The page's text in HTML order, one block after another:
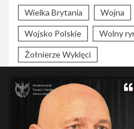
Wielka Brytania Wojna
Wojsko Polskie Wolny
Żołnierze Wyklęci